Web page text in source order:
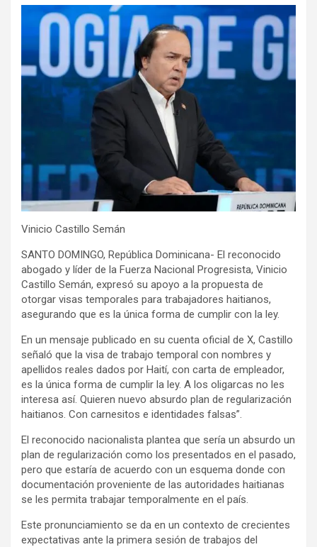
Vinicio Castillo Semán
SANTO DOMINGO, República Dominicana- El reconocido
abogado y líder de la Fuerza Nacional Progresista, Vinicio
Castillo Semán, expresó su apoyo a la propuesta de
otorgar visas temporales para trabajadores haitianos,
asegurando que es la única forma de cumplir con la ley.
En un mensaje publicado en su cuenta oficial de X, Castillo
señaló que la visa de trabajo temporal con nombres y
apellidos reales dados por Haití, con carta de empleador,
es la única forma de cumplir la ley. A los oligarcas no les
interesa así. Quieren nuevo absurdo plan de regularización
haitianos. Con carnesitos e identidades falsas”.
El reconocido nacionalista plantea que sería un absurdo un
plan de regularización como los presentados en el pasado,
pero que estaría de acuerdo con un esquema donde con
documentación proveniente de las autoridades haitianas
se les permita trabajar temporalmente en el país.
Este pronunciamiento se da en un contexto de crecientes
expectativas ante la primera sesión de trabajos del